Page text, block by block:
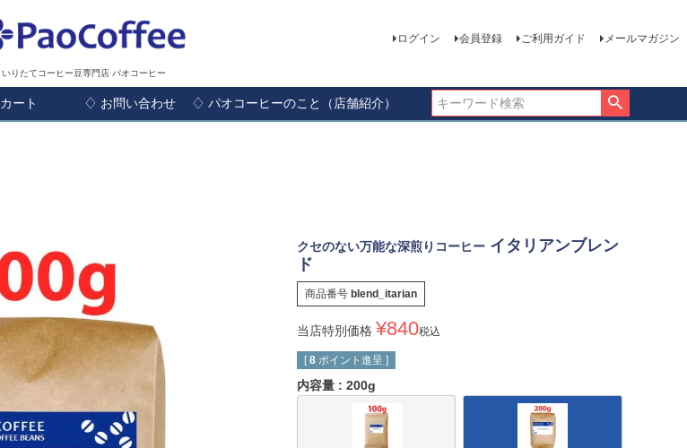
いりたてコーヒー豆専門店 パオコーヒー
ログイン 会員登録 ご利用ガイド メールマガジン
カート ♢ お問い合わせ ♢ パオコーヒーのこと（店舗紹介）
検索
クセのない万能な深煎りコーヒー イタリアンブレン
ド
商品番号 blend_itarian
当店特別価格 ¥840税込
[ 8 ポイント進呈 ]
内容量 200g